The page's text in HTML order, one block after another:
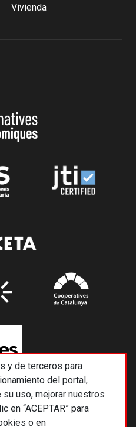
y de terceros para
del portal,
uso, mejorar nuestros
en “ACEPTAR” para
o en
Vivienda